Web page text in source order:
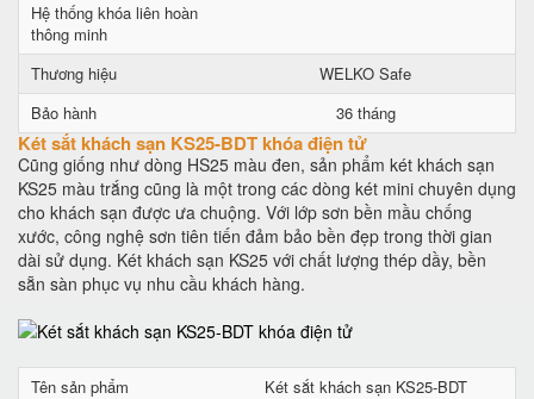
Hệ thống khóa liên hoàn
thông minh
Thương hiệu
WELKO Safe
Bảo hành
36 tháng
Két sắt khách sạn KS25-BDT khóa điện tử
Cũng giống như dòng HS25 màu đen, sản phẩm két khách sạn
KS25 màu trắng cũng là một trong các dòng két mini chuyên dụng
cho khách sạn được ưa chuộng. Với lớp sơn bền mầu chống
xước, công nghệ sơn tiên tiến đảm bảo bền đẹp trong thời gian
dài sử dụng. Két khách sạn KS25 với chất lượng thép dầy, bền
sẵn sàn phục vụ nhu cầu khách hàng.
Tên sản phẩm
Két sắt khách sạn KS25-BDT